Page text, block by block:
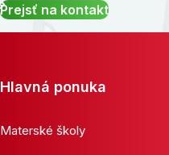
Prejsť na kontakt
Hlavná ponuka
Materské školy